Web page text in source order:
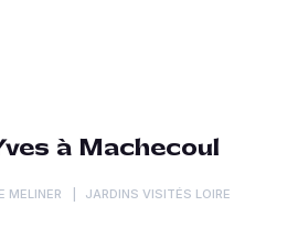
à Machecoul
MELINER
JARDINS VISITÉS LOIRE